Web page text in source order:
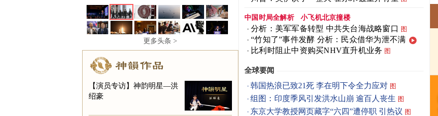
更多头条 >
【演员专访】神韵明星—洪
绍豪
中国时局全解析 小飞机北京撞楼
分析：美军军备转型 中共失台海战略窗口 图
“竹知了”事件发酵 分析：民众借华为泄不满
比利时阻止中资购买NHV直升机业务 图
全球要闻
韩国热浪已致21死 李在明下令全力应对 图
组图：印度季风引发洪水山崩 逾百人丧生 图
东京大学教授网页藏字“六四”遭停职 引热议 图